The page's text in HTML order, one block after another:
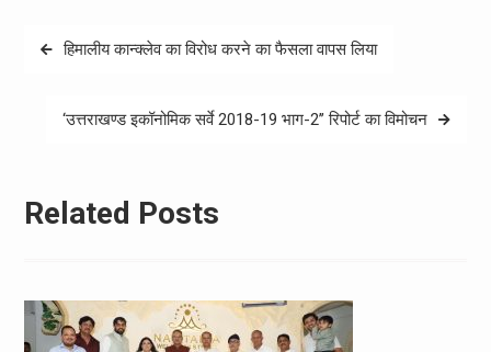
Postहिमालीय कान्क्लेव का विरोध करने का फैसला वापस लिया
‘उत्तराखण्ड इकॉनोमिक सर्वे 2018-19 भाग-2’’ रिपोर्ट का विमोचन
Related Posts